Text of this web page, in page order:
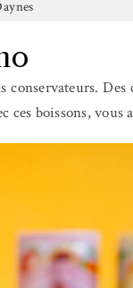
conservateurs.
boissons, vous